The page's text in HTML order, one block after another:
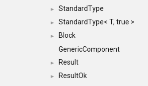
► StandardType
► StandardType< T, true >
►
Block
GenericComponent
► Result
►
ResultOk